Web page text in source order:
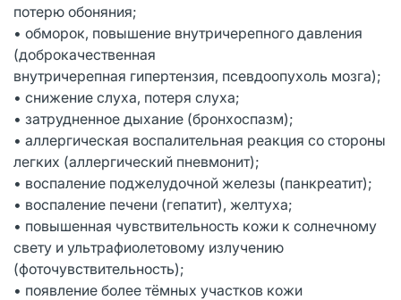
потерю обоняния;
• обморок, повышение внутричерепного давления
(доброкачественная
внутричерепная гипертензия, псевдоопухоль мозга);
• снижение слуха, потеря слуха;
• затрудненное дыхание (бронхоспазм);
• аллергическая воспалительная реакция со стороны
легких (аллергический пневмонит);
• воспаление поджелудочной железы (панкреатит);
• воспаление печени (гепатит), желтуха;
• повышенная чувствительность кожи к солнечному
свету и ультрафиолетовому излучению
(фоточувствительность);
• появление более тёмных участков кожи